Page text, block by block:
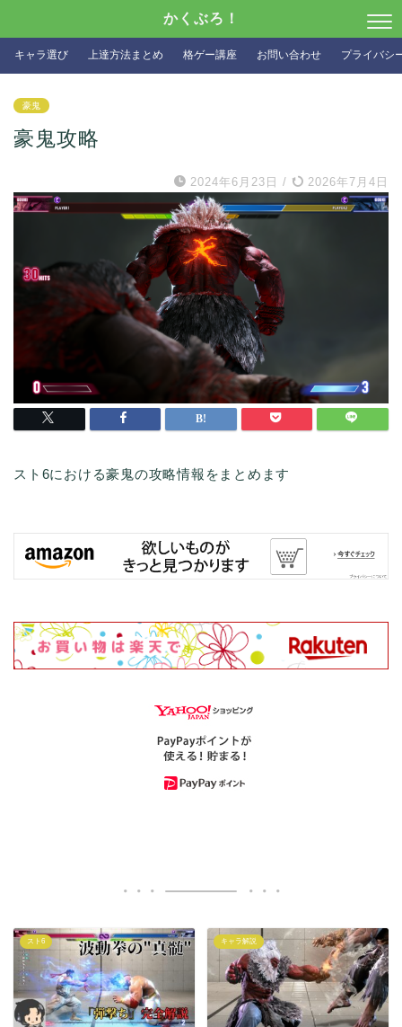
かくぶろ！
キャラ選び 上達方法まとめ 格ゲー講座 お問い合わせ プライバシ
豪鬼
豪鬼攻略
2024年6月23日 / 2026年7月4日
スト6における豪鬼の攻略情報をまとめます
スト6 キャラ解説